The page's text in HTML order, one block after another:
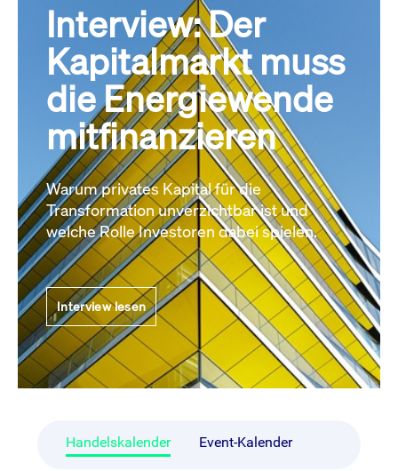
Interview: Der
Kapitalmarkt muss
die Energiewende
mitfinanzieren
Warum privates Kapital für die
Transformation unverzichtbar ist und
welche Rolle Investoren dabei spielen.
Interview lesen
Handelskalender Event-Kalender